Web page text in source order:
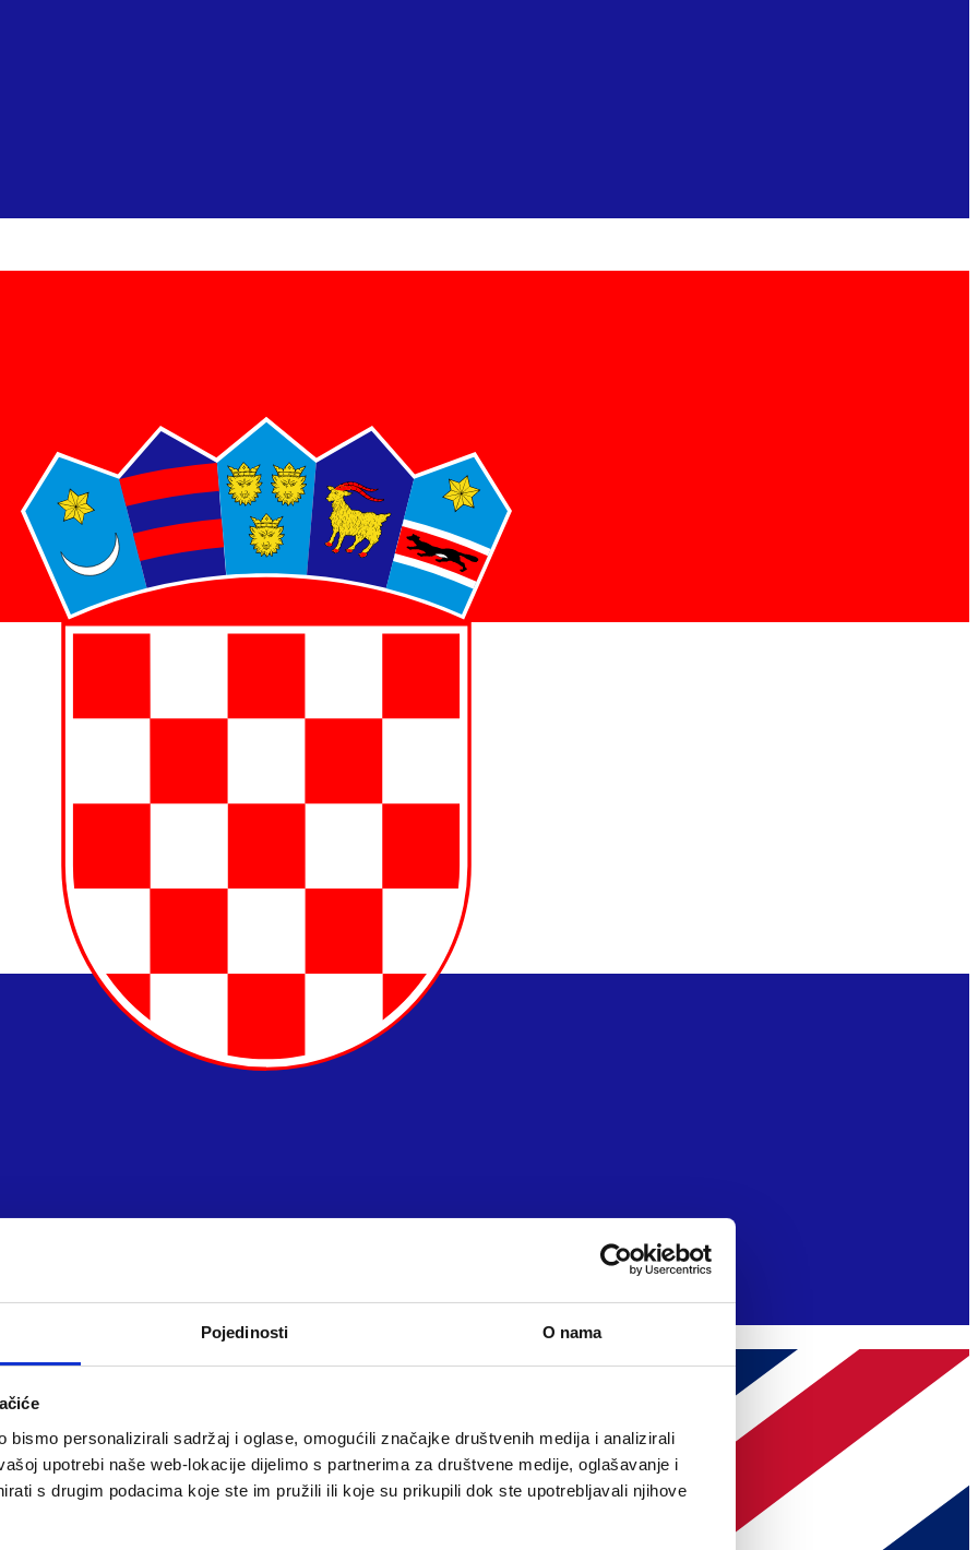
Pojedinosti O nama
bismo personalizirali sadržaj i oglase, omogućili značajke društvenih medija i analizirali
upotrebi naše web-lokacije dijelimo s partnerima za društvene medije, oglašavanje i
s drugim podacima koje ste im pružili ili koje su prikupili dok ste upotrebljavali njihove